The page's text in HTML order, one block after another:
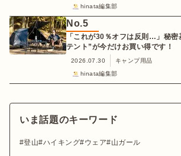
hinata編集部
No.5
「これが30％オフは反則…」秘密
テント”が今だけお買い得です！
2026.07.30
キャンプ用品
hinata編集部
いま話題のキーワード
登山 ハイキング ウェア 山ガール